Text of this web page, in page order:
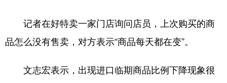
记者在好特卖一家门店询问店员，上次购买的商
品怎么没有售卖，对方表示“商品每天都在变”。
文志宏表示，出现进口临期商品比例下降现象很